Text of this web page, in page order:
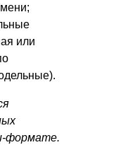
или
формате.